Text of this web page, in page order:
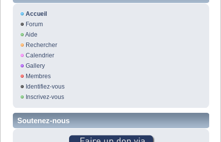
Accueil
Forum
Aide
Rechercher
Calendrier
Gallery
Membres
Identifiez-vous
Inscrivez-vous
Soutenez-nous